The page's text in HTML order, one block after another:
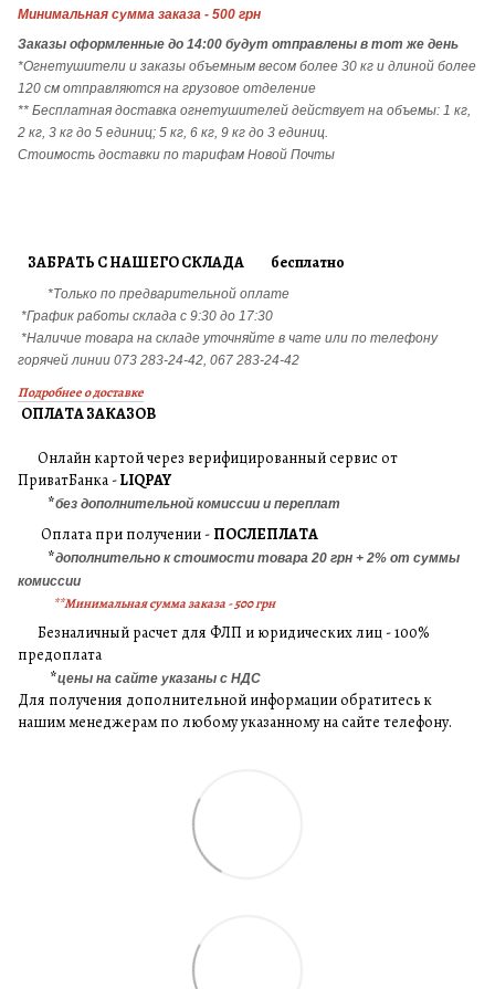
Минимальная сумма заказа - 500 грн
Заказы оформленные до 14:00 будут отправлены в тот же день
*Огнетушители и заказы объемным весом более 30 кг и длиной более
120 см отправляются на грузовое отделение
** Бесплатная доставка огнетушителей действует на объемы: 1 кг,
2 кг, 3 кг до 5 единиц; 5 кг, 6 кг, 9 кг до 3 единиц.
Стоимость доставки по тарифам Новой Почты
ЗАБРАТЬ С НАШЕГО СКЛАДА бесплатно
*Только по предварительной оплате
*График работы склада с 9:30 до 17:30
*Наличие товара на складе уточняйте в чате или по телефону
горячей линии 073 283-24-42, 067 283-24-42
Подробнее о доставке
ОПЛАТА ЗАКАЗОВ
Онлайн картой через верифицированный сервис от
ПриватБанка -LIQPAY
*без дополнительной комиссии и переплат
Оплата при получении - ПОСЛЕПЛАТА
*дополнительно к стоимости товара 20 грн + 2% от суммы
комиссии
**Минимальная сумма заказа - 500 грн
Безналичный расчет для ФЛП и юридических лиц - 100%
предоплата
*цены на сайте указаны с НДС
Для получения дополнительной информации обратитесь к
нашим менеджерам по любому указанному на сайте телефону.